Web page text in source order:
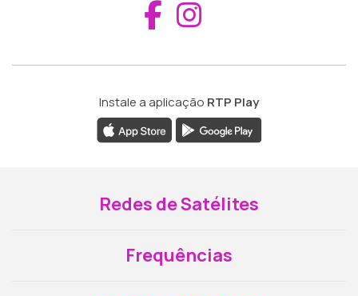
Aceder ao
Instale a aplicação RTP Play
Redes de Satélites
Frequências